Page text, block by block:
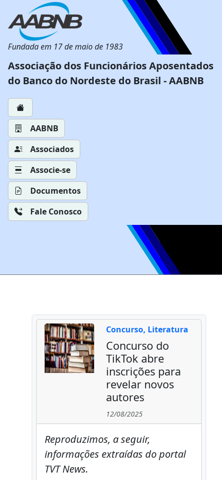
Fundada em 17 de maio de 1983
Associação dos Funcionários Aposentados
do Banco do Nordeste do Brasil - AABNB
AABNB
Associados
Associe-se
Documentos
Fale Conosco
Concurso, Literatura
Concurso do
TikTok abre
inscrições para
revelar novos
autores
12/08/2025
Reproduzimos, a seguir,
informações extraídas do portal
TVT News.